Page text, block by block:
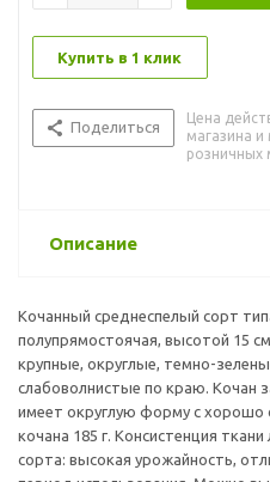
Купить в 1 клик
Поделиться
Цена
магазина
розничных
Описание
Кочанный среднеспелый сорт
полупрямостоячая, высотой 15
крупные, округлые, темно-
слабоволнистые по краю. Кочан
имеет округлую форму с хорошо
кочана 185 г. Консистенция
сорта: высокая урожайность,